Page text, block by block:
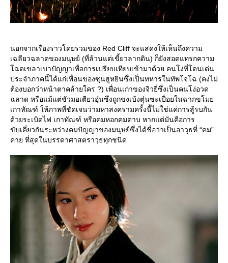
นอกจากเรื่องราวโดยรวมของ Red Cliff จะแสดงให้เห็นถึงความ
เฉลียวฉลาดของมนุษย์ (ที่ล้วนแต่เขี้ยวลากดิน) ก็ยังสอดแทรกความ
ฉดเขลาเบาปัญญาเพื่อการเปรียบเทียบเข้ามาด้วย คนโง่ที่โดนเด่น
ประจำภาคนี้ได้แก่เพื่อนของซุนฮูหยินซึ่งเป็นทหารในทัพโจโฉ (คงไม่
ต้องบอกว่าหน้าตาคล้ายใคร ?) เพื่อนเก่าของจิวยี่ซึ่งเป็นคนโง่อวด
ฉลาด หรือแม้แต่ชัวมอเตียวอุ๋นซึ่งถูกขงเบ้งตุ๋นซะเปื่อยในฉากขโม
เกาทัณฑ์ ให้ภาพที่ชัดเจนว่ามหาสงครามครั้งนี้ไม่ใช่แค่การสู้รบกัน
ด้วยระเบิดไฟ เกาทัณฑ์ หรือคมหอกคมดาบ หากแต่มันคือการ
ขับเคี่ยวกันระหว่างคมปัญญาของมนุษย์ซึ่งได้ชื่อว่าเป็นอาวุธที่ “คม”
คาย ที่สุดในบรรดาศาสตราวุธทุกชนิด